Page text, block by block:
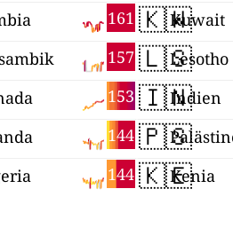
161
157
153
144
144
🇰🇼Kuwait
🇱🇸Lesotho
🇮🇳Indien
🇵🇸
🇰🇪Kenia